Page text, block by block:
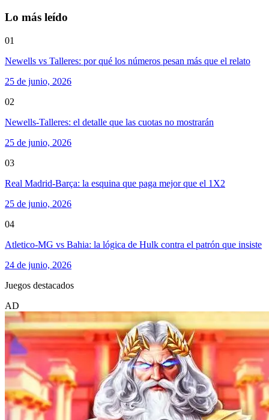
Lo más leído
01
Newells vs Talleres: por qué los números pesan más que el relato
25 de junio, 2026
02
Newells-Talleres: el detalle que las cuotas no mostrarán
25 de junio, 2026
03
Real Madrid-Barça: la esquina que paga mejor que el 1X2
25 de junio, 2026
04
Atletico-MG vs Bahia: la lógica de Hulk contra el patrón que insiste
24 de junio, 2026
Juegos destacados
AD